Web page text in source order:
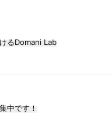
るDomani Lab
中です！